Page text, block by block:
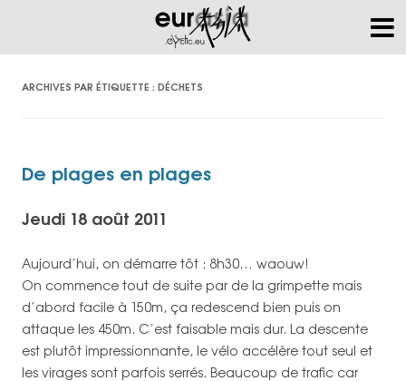
ARCHIVES PAR ÉTIQUETTE : DÉCHETS
De plages en plages
Jeudi 18 août 2011
Aujourd’hui, on démarre tôt : 8h30… waouw!
On commence tout de suite par de la grimpette mais
d’abord facile à 150m, ça redescend bien puis on
attaque les 450m. C’est faisable mais dur. La descente
est plutôt impressionnante, le vélo accélère tout seul et
les virages sont parfois serrés. Beaucoup de trafic car